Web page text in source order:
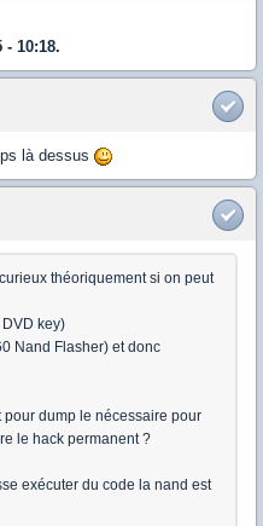
- 10:18.
là dessus
théoriquement si on peut
key)
Nand Flasher) et donc
dump le nécessaire pour
le hack permanent ?
exécuter du code la nand est